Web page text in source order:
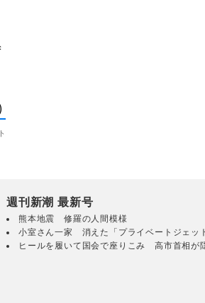
週刊新潮 最新号
熊本地震 修羅の人間模様
小室さん一家 消えた「プライベートジェッ
ヒールを履いて国会で座りこみ 高市首相が